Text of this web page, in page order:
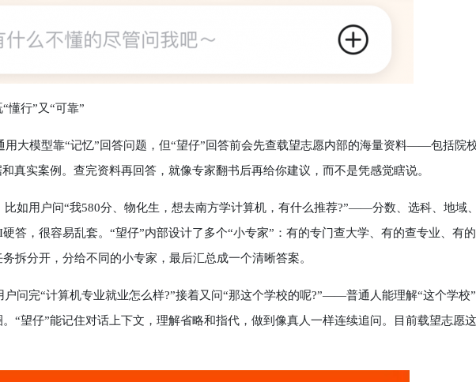
行”又“可靠”
大模型靠“记忆”回答问题，但“望仔”回答前会先查载望志愿内部的海量资料——包括院
真实案例。查完资料再回答，就像专家翻书后再给你建议，而不是凭感觉瞎说。
用户问“我580分、物化生，想去南方学计算机，有什么推荐?”——分数、选科、地域、
答，很容易乱套。“望仔”内部设计了多个“小专家”：有的专门查大学、有的查专业、有
拆分开，分给不同的小专家，最后汇总成一个清晰答案。
完“计算机专业就业怎么样?”接着又问“那这个学校的呢?”——普通人能理解“这个学校
“望仔”能记住对话上下文，理解省略和指代，做到像真人一样连续追问。目前载望志愿